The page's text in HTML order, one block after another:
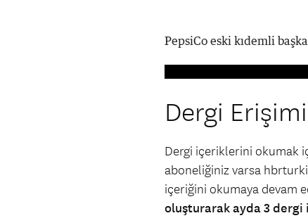
PepsiCo eski kıdemli
Dergi Erişimi
Dergi içeriklerini okumak
aboneliğiniz varsa
içeriğini okumaya devam
oluşturarak ayda 3 dergi